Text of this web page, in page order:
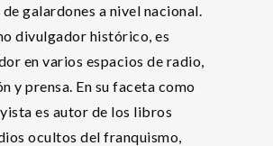
galardones a nivel nacional.
divulgador histórico, es
en varios espacios de radio,
y prensa. En su faceta como
es autor de los libros
ocultos del franquismo,